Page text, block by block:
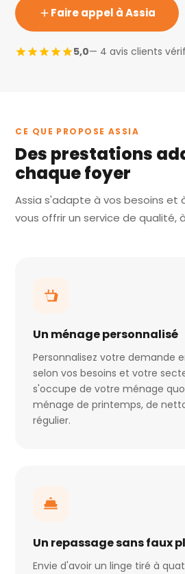
Faire appel à Assia
5,0— 4 avis clients
CE QUE PROPOSE ASSIA
Des prestations
chaque foyer
Assia s'adapte à vos besoins et
vous offrir un service de qualité,
Un ménage personnalisé
Personnalisez votre demande
selon vos besoins et votre
s'occupe de votre ménage
ménage de printemps, de
régulier.
Un repassage sans faux
Envie d'avoir un linge tiré à